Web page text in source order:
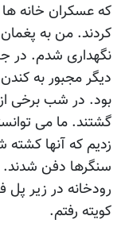
که عسکران خانه ها
کردند. من به
دیگر مجبور به
بود. در شب برخی
گشتند. ما می
زدیم که آنها
سنگرها دفن شدند.
رودخانه در زیر پل
کویته رفتم.